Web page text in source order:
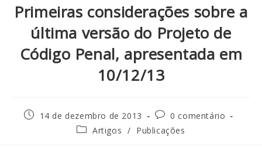
Primeiras considerações sobre a
última versão do Projeto de
Código Penal, apresentada em
10/12/13
14 de dezembro de 2013
0 comentário
Artigos / Publicações